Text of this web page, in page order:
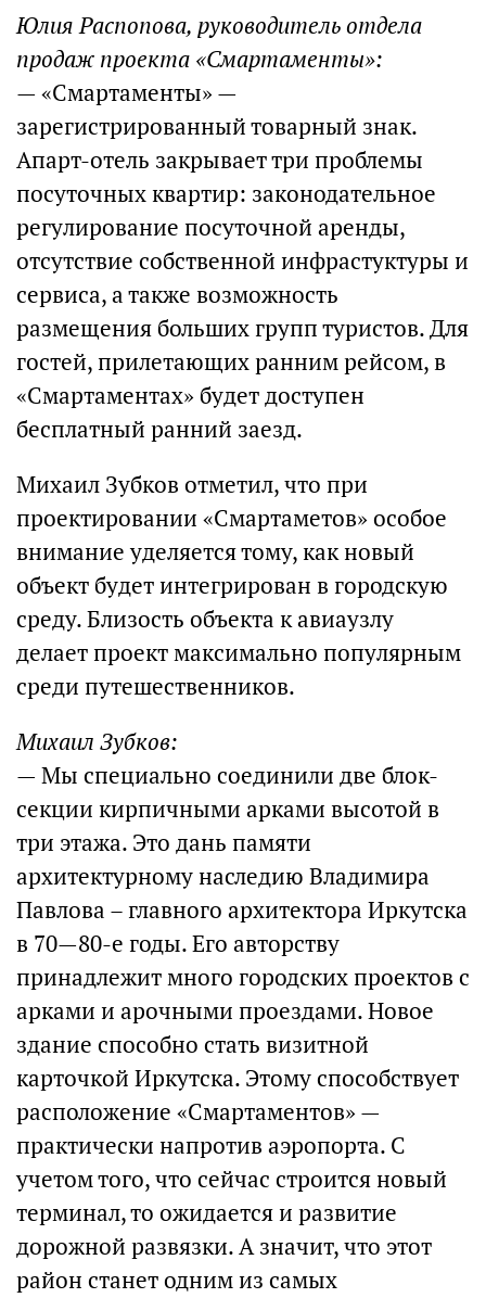
Юлия Распопова, руководитель отдела
продаж проекта «Смартаменты»:
— «Смартаменты» —
зарегистрированный товарный знак.
Апарт-отель закрывает три проблемы
посуточных квартир: законодательное
регулирование посуточной аренды,
отсутствие собственной инфрастуктуры и
сервиса, а также возможность
размещения больших групп туристов. Для
гостей, прилетающих ранним рейсом, в
«Смартаментах» будет доступен
бесплатный ранний заезд.
Михаил Зубков отметил, что при
проектировании «Смартаметов» особое
внимание уделяется тому, как новый
объект будет интегрирован в городскую
среду. Близость объекта к авиаузлу
делает проект максимально популярным
среди путешественников.
Михаил Зубков:
— Мы специально соединили две блок-
секции кирпичными арками высотой в
три этажа. Это дань памяти
архитектурному наследию Владимира
Павлова – главного архитектора Иркутска
в 70—80-е годы. Его авторству
принадлежит много городских проектов с
арками и арочными проездами. Новое
здание способно стать визитной
карточкой Иркутска. Этому способствует
расположение «Смартаментов» —
практически напротив аэропорта. С
учетом того, что сейчас строится новый
терминал, то ожидается и развитие
дорожной развязки. А значит, что этот
район станет одним из самых